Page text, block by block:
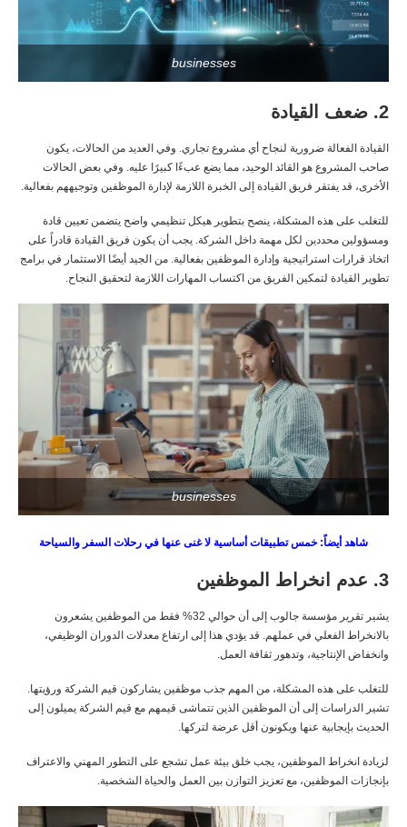
businesses
2. ضعف القيادة
القيادة الفعالة ضرورية لنجاح أي مشروع تجاري. وفي العديد من الحالات، يكون
صاحب المشروع هو القائد الوحيد، مما يضع عبءًا كبيرًا عليه. وفي بعض الحالات
الأخرى، قد يفتقر فريق القيادة إلى الخبرة اللازمة لإدارة الموظفين وتوجيههم بفعالية.
للتغلب على هذه المشكلة، ينصح بتطوير هيكل تنظيمي واضح يتضمن تعيين قادة
ومسؤولين محددين لكل مهمة داخل الشركة. يجب أن يكون فريق القيادة قادراً على
اتخاذ قرارات استراتيجية وإدارة الموظفين بفعالية. من الجيد أيضًا الاستثمار في برامج
تطوير القيادة لتمكين الفريق من اكتساب المهارات اللازمة لتحقيق النجاح.
businesses
شاهد أيضاً: خمس تطبيقات أساسية لا غنى عنها في رحلات السفر والسياحة
3. عدم انخراط الموظفين
يشير تقرير مؤسسة جالوب إلى أن حوالي 32% فقط من الموظفين يشعرون
بالانخراط الفعلي في عملهم. قد يؤدي هذا إلى ارتفاع معدلات الدوران الوظيفي،
وانخفاض الإنتاجية، وتدهور ثقافة العمل.
للتغلب على هذه المشكلة، من المهم جذب موظفين يشاركون قيم الشركة ورؤيتها.
تشير الدراسات إلى أن الموظفين الذين تتماشى قيمهم مع قيم الشركة يميلون إلى
الحديث بإيجابية عنها ويكونون أقل عرضة لتركها.
لزيادة انخراط الموظفين، يجب خلق بيئة عمل تشجع على التطور المهني والاعتراف
بإنجازات الموظفين، مع تعزيز التوازن بين العمل والحياة الشخصية.